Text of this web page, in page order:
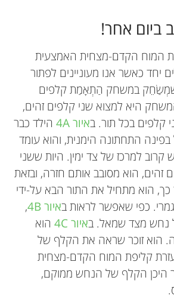
ביום אחר!
המוח הקדם-מצחית האמצעית
יחד כאשר אנו מעוניינים לפתור
שמְשַׂחֵק במשחק הַתְאָמַת קלפים
היא למצוא שני קלפים זהים,
קלפים בכל תור. באיור 4A
הילד כבר
התחתונה הימנית, והוא עומד
למרכז של צד ימין. היות ששני
זהים, הוא מסובב אותם חזרה, ובזאת
הוא מתחיל את התור הבא על-ידי
כפי שאפשר לראות באיור 4B
,
נחש מצד שמאל. באיור 4C
הוא
הוא זוכר שראה את הקלף של
קליפת המוח הקדם-מצחית
היכן הקלף של הנחש ממוקם,